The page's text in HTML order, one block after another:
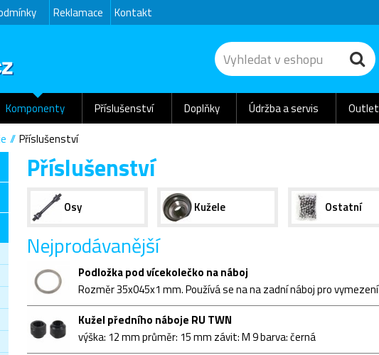
Reklamace Kontakt
Komponenty Příslušenství Doplňky Údržba a servis
Outlet
Příslušenství
Příslušenství
Osy Kužele Ostatní
Nejprodávanější
Podložka pod vícekolečko na náboj
Kužel předního náboje RU TWN
výška: 12 mm průměr: 15 mm závit: M 9 barva: černá